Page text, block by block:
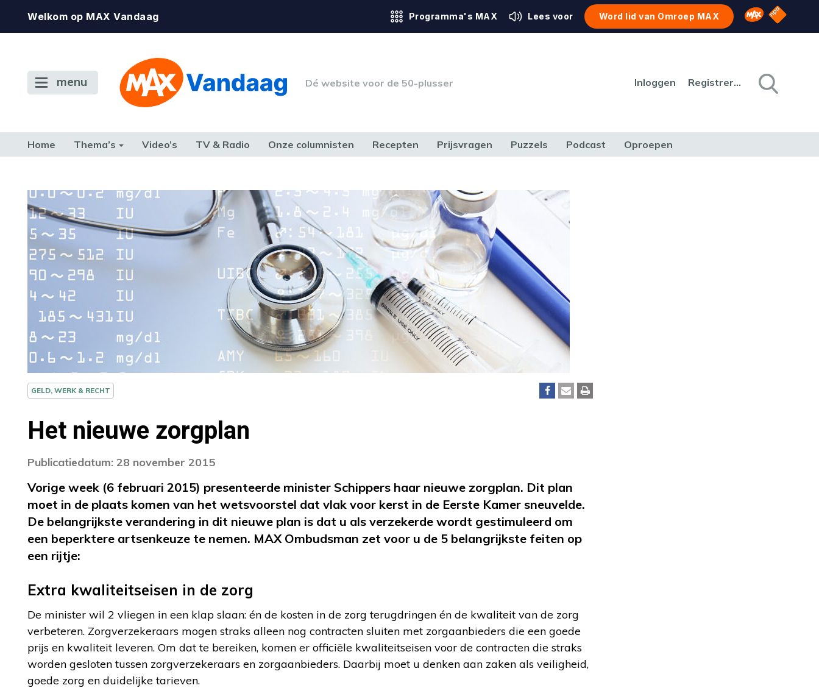
Welkom op MAX Vandaag Programma's MAX Lees voor Word lid van Omroep MAX Omroep MAX
NPO
menu Dé website voor de 50-plusser Inloggen Registreren
Home Thema’s Video’s TV & Radio Onze columnisten Recepten Prijsvragen Puzzels Podcast Oproepen
GELD, WERK & RECHT
Het nieuwe zorgplan
Publicatiedatum: 28 november 2015
Vorige week (6 februari 2015) presenteerde minister Schippers haar nieuwe zorgplan. Dit plan
moet in de plaats komen van het wetsvoorstel dat vlak voor kerst in de Eerste Kamer sneuvelde.
De belangrijkste verandering in dit nieuwe plan is dat u als verzekerde wordt gestimuleerd om
een beperktere artsenkeuze te nemen. MAX Ombudsman zet voor u de 5 belangrijkste feiten op
een rijtje:
Extra kwaliteitseisen in de zorg
De minister wil 2 vliegen in een klap slaan: én de kosten in de zorg terugdringen én de kwaliteit van de zorg
verbeteren. Zorgverzekeraars mogen straks alleen nog contracten sluiten met zorgaanbieders die een goede
prijs en kwaliteit leveren. Om dat te bereiken, komen er officiële kwaliteitseisen voor de contracten die straks
worden gesloten tussen zorgverzekeraars en zorgaanbieders. Daarbij moet u denken aan zaken als veiligheid,
goede zorg en duidelijke tarieven.